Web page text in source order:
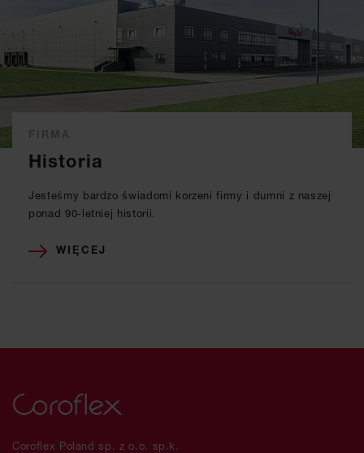
Historia
Jesteśmy bardzo świadomi korzeni firmy i dumni z naszej
ponad 90-letniej historii.
WIĘCEJ
Coroflex Poland sp. z o.o. sp.k.